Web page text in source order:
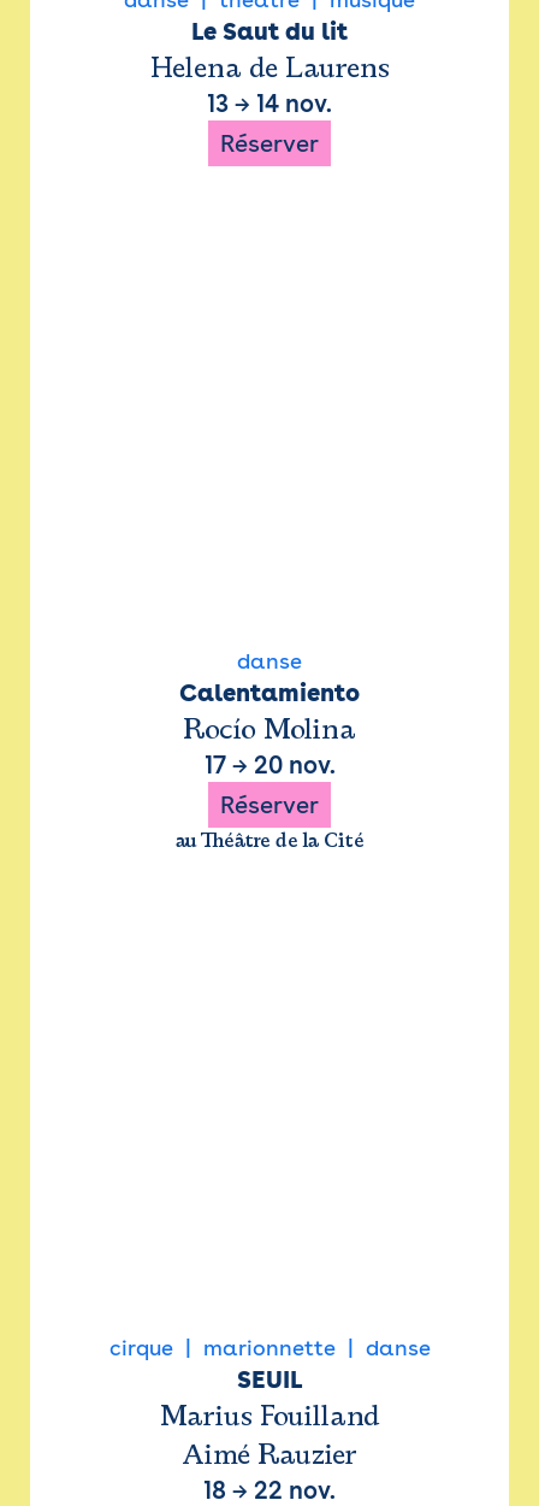
Le Saut du lit
Helena de Laurens
13 → 14 nov.
Réserver
danse
Calentamiento
Rocío Molina
17→ 20 nov.
Réserver
au Théâtre de la Cité
cirque marionnette danse
SEUIL
Marius Fouilland
Aimé Rauzier
18 → 22 nov.